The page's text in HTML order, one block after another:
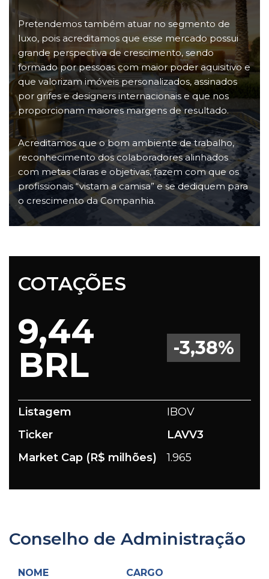
Pretendemos também atuar no segmento de
luxo, pois acreditamos que esse mercado possui
grande perspectiva de crescimento, sendo
formado por pessoas com maior poder aquisitivo e
que valorizam imóveis personalizados, assinados
por grifes e designers internacionais e que nos
proporcionam maiores margens de resultado.
Acreditamos que o bom ambiente de trabalho,
reconhecimento dos colaboradores alinhados
com metas claras e objetivas, fazem com que os
profissionais “vistam a camisa” e se dediquem para
o crescimento da Companhia.
COTAÇÕES
9,44
BRL
-3,38%
Listagem
IBOV
Ticker
LAVV3
Market Cap (R$ milhões)
1.965
Conselho de Administração
NOME CARGO